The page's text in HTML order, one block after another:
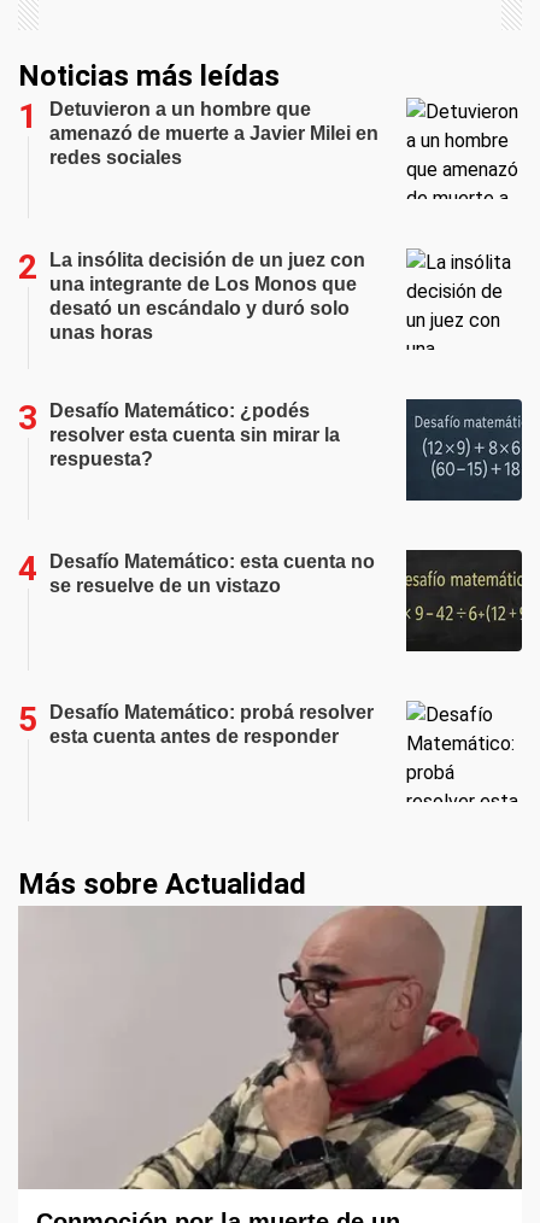
Noticias más leídas
Detuvieron a un hombre que
amenazó de muerte a Javier Milei en
redes sociales
La insólita decisión de un juez con
una integrante de Los Monos que
desató un escándalo y duró solo
unas horas
Desafío Matemático: ¿podés
resolver esta cuenta sin mirar la
respuesta?
Desafío Matemático: esta cuenta no
se resuelve de un vistazo
Desafío Matemático: probá resolver
esta cuenta antes de responder
Más sobre Actualidad